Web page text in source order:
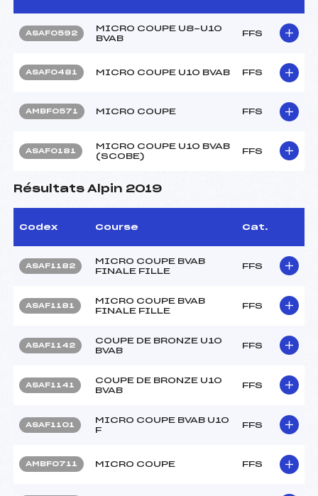
ASAF0592
MICRO COUPE U8-U10
BVAB
FFS
ASAF0481 MICRO COUPE U10 BVAB FFS
AMBF0571 MICRO COUPE FFS
ASAF0181
MICRO COUPE U10 BVAB
(SCOBE)
FFS
Résultats Alpin 2019
Codex Course Cat.
ASAF1182
MICRO COUPE BVAB
FINALE FILLE
FFS
ASAF1181
MICRO COUPE BVAB
FINALE FILLE
FFS
ASAF1142
COUPE DE BRONZE U10
BVAB
FFS
ASAF1141
COUPE DE BRONZE U10
BVAB
FFS
ASAF1101
MICRO COUPE BVAB U10
F
FFS
AMBF0711 MICRO COUPE FFS